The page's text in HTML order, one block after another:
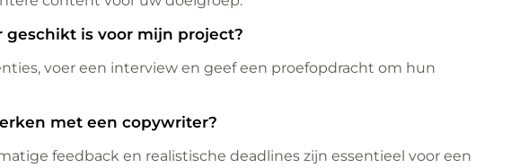
is voor mijn project?
voer een interview en geef een proefopdracht om hun
met een copywriter?
feedback en realistische deadlines zijn essentieel voor een